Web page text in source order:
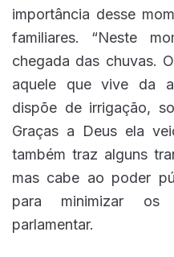
importância desse
familiares. “Neste
chegada das chuvas.
aquele que vive da
dispõe de irrigação,
Graças a Deus ela
também traz alguns
mas cabe ao poder
para minimizar os
parlamentar.